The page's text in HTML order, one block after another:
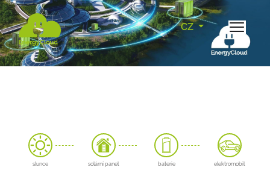
CZ
slunce solární panel baterie elektromobil